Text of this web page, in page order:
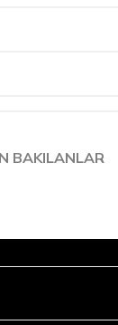
BAKILANLAR